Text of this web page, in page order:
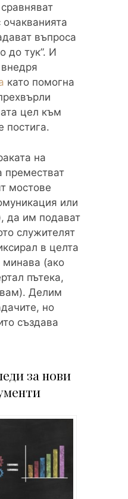
очакванията
въпроса
до тук”. И
като помогна
цел към
постига.
на
преместват
мостове
или
да им подават
служителят
в целта
(ако
пътека,
Делим
но
създава
за нови